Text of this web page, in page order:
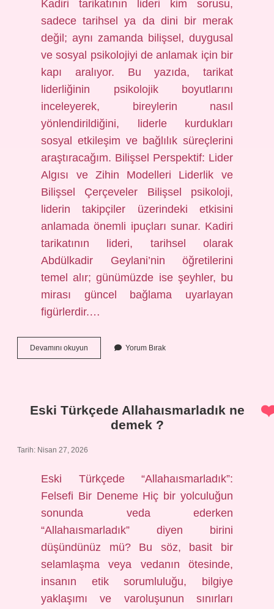
Kadiri tarikatının lideri kim sorusu,
sadece tarihsel ya da dini bir merak
değil; aynı zamanda bilişsel, duygusal
ve sosyal psikolojiyi de anlamak için bir
kapı aralıyor. Bu yazıda, tarikat
liderliğinin psikolojik boyutlarını
inceleyerek, bireylerin nasıl
yönlendirildiğini, liderle kurdukları
sosyal etkileşim ve bağlılık süreçlerini
araştıracağım. Bilişsel Perspektif: Lider
Algısı ve Zihin Modelleri Liderlik ve
Bilişsel Çerçeveler Bilişsel psikoloji,
liderin takipçiler üzerindeki etkisini
anlamada önemli ipuçları sunar. Kadiri
tarikatının lideri, tarihsel olarak
Abdülkadir Geylani’nin öğretilerini
temel alır; günümüzde ise şeyhler, bu
mirası güncel bağlama uyarlayan
figürlerdir.…
Devamını okuyun
tarikatının
Yorum Bırak
Eski Türkçede Allahaısmarladık ne
demek ?
Tarih: Nisan 27, 2026
Eski Türkçede “Allahaısmarladık”:
Felsefi Bir Deneme Hiç bir yolculuğun
sonunda veda ederken
“Allahaısmarladık” diyen birini
düşündünüz mü? Bu söz, basit bir
selamlaşma veya vedanın ötesinde,
insanın etik sorumluluğu, bilgiye
yaklaşımı ve varoluşunun sınırları